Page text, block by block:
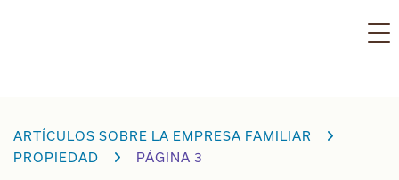
ARTÍCULOS SOBRE LA EMPRESA FAMILIAR
PROPIEDAD
PÁGINA 3